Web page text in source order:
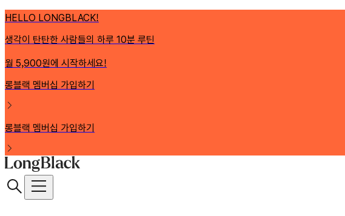
HELLO LONGBLACK!
생각이 탄탄한 사람들의 하루 10분 루틴
월 5,900원에 시작하세요!
롱블랙 멤버십 가입하기
롱블랙 멤버십 가입하기